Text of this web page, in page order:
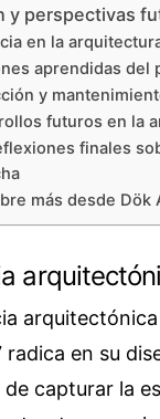
y perspectivas
en la
aprendidas del
y
futuros en la
finales
más desde Dök
arquitectónica
radica en su
capturar la